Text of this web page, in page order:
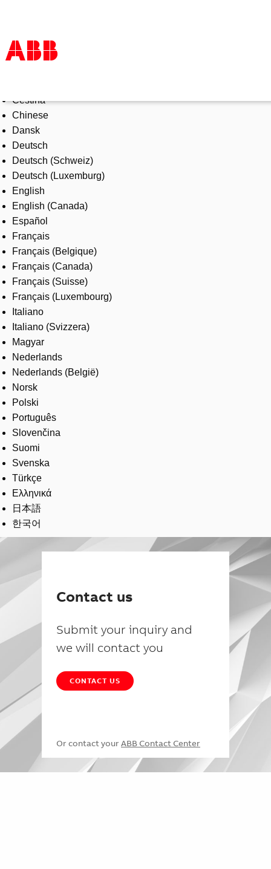
Products & Solutions
Industries
Services
About us
Where to buy
Contact us
Careers
Čeština
Chinese
Dansk
Deutsch
Deutsch (Schweiz)
Deutsch (Luxemburg)
English
English (Canada)
Español
Français
Français (Belgique)
Français (Canada)
Français (Suisse)
Français (Luxembourg)
Italiano
Italiano (Svizzera)
Magyar
Nederlands
Nederlands (België)
Norsk
Polski
Português
Slovenčina
Suomi
Svenska
Türkçe
Ελληνικά
日本語
한국어
Contact us
Submit your inquiry and
we will contact you
CONTACT US
Or contact your ABB Contact Center